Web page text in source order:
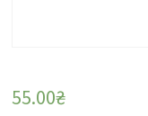
55.00₴